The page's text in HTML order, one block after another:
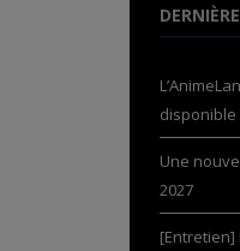
disponible
Une
2027
[Entretien]